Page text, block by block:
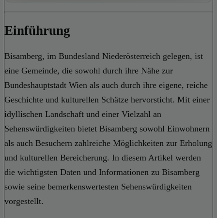
Einführung
Bisamberg, im Bundesland Niederösterreich gelegen, ist
eine Gemeinde, die sowohl durch ihre Nähe zur
Bundeshauptstadt Wien als auch durch ihre eigene, reiche
Geschichte und kulturellen Schätze hervorsticht. Mit einer
idyllischen Landschaft und einer Vielzahl an
Sehenswürdigkeiten bietet Bisamberg sowohl Einwohnern
als auch Besuchern zahlreiche Möglichkeiten zur Erholung
und kulturellen Bereicherung. In diesem Artikel werden
die wichtigsten Daten und Informationen zu Bisamberg
sowie seine bemerkenswertesten Sehenswürdigkeiten
vorgestellt.